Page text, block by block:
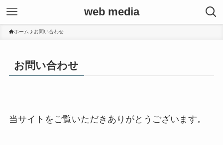
web media
ホーム お問い合わせ
お問い合わせ
当サイトをご覧いただきありがとうございます。